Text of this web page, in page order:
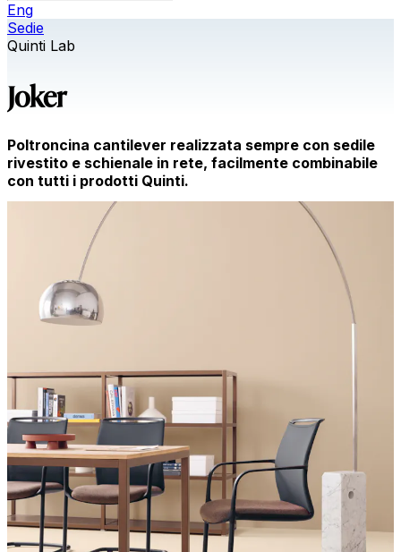
Eng
Sedie
Quinti Lab
Joker
Poltroncina cantilever realizzata sempre con sedile
rivestito e schienale in rete, facilmente combinabile
con tutti i prodotti Quinti.